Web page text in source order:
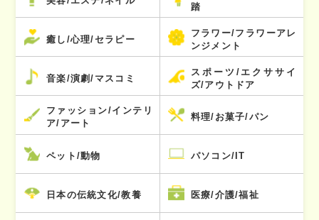
踏
癒し/心理/セラピー
フラワー/フラワーアレ
ンジメント
音楽/演劇/マスコミ
スポーツ/エクササイ
ズ/アウトドア
ファッション/インテリ
ア/アート
料理/お菓子/パン
ペット/動物 パソコン/IT
日本の伝統文化/教養 医療/介護/福祉